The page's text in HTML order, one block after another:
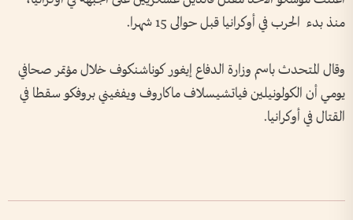
منذ بدء الحرب في أوكرانيا قبل حوالى 15 شهرا.
وقال المتحدث باسم وزارة الدفاع إيغور كوناشنكوف خلال مؤتمر صحافي
يومي أن الكولونيلين فياتشيسلاف ماكاروف ويفغيني بروفكو سقطا في
القتال في أوكرانيا.